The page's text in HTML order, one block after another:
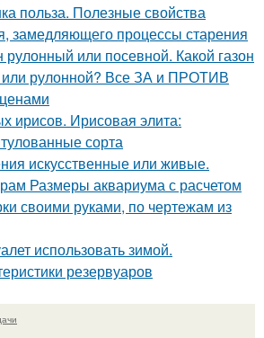
польза. Полезные свойства
замедляющего процессы старения
рулонный или посевной. Какой газон
или рулонной? Все ЗА и ПРОТИВ
ирисов. Ирисовая элита:
сорта
искусственные или живые.
Размеры аквариума с расчетом
своими руками, по чертежам из
использовать зимой.
резервуаров